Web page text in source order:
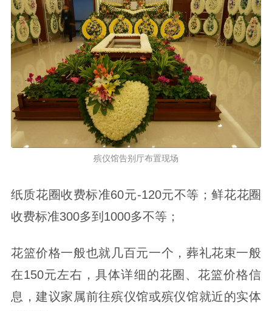
殡仪馆告别厅布置现场
纸质花圈收费标准60元-120元不等；鲜花花圈
收费标准300多到1000多不等；
花篮价格一般也就几百元一个，葬礼花束一般
在150元左右，具体详细的花圈、花篮价格信
息，建议家属前往殡仪馆或殡仪馆就近的实体